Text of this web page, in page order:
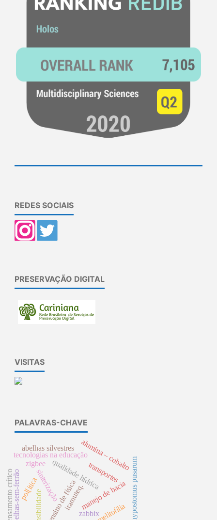
REDES SOCIAIS
PRESERVAÇÃO DIGITAL
VISITAS
PALAVRAS-CHAVE
ensino de física
qualidade hídrica
manejo de bacia
tecnologias na educaçãoalumina – cobalto
sinterização
zigbee
zabbix
pol[itica hypostomus pusarum
sensibilidade
transportes
iramuteq.
abelhas-sem-ferrão
abelhas silvestres
melitofilia
pensamento crítico